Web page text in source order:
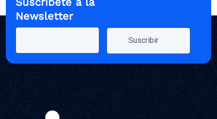
Newsletter